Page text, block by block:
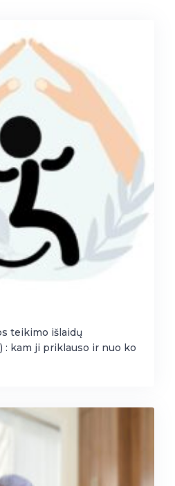
teikimo išlaidų
: kam ji priklauso ir nuo ko